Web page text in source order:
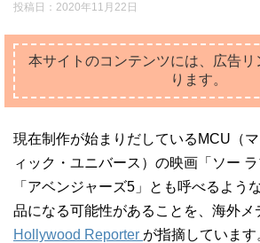
投稿日： 2020年11月22日
本サイトのコンテンツには、広告リ
ります。
現在制作が始まりだしているMCU（
ィック・ユニバース）の映画「ソー ラ
「アベンジャーズ5」とも呼べるよう
品になる可能性があることを、海外メ
Hollywood Reporter が指摘しています